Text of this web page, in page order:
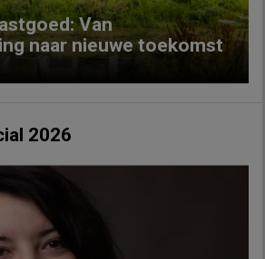
Van
naar nieuwe toekomst
2026